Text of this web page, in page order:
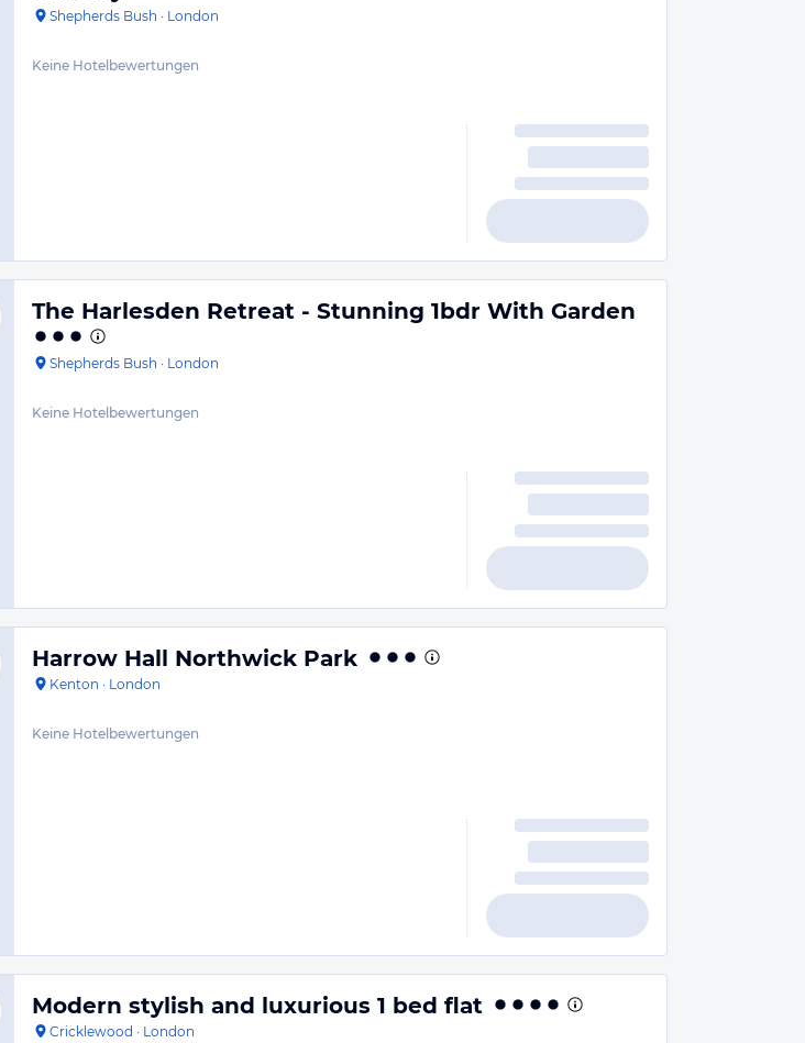
Shepherds Bush · London
Keine Hotelbewertungen
The Harlesden Retreat - Stunning 1bdr With Garden
Shepherds Bush · London
Keine Hotelbewertungen
Harrow Hall Northwick Park
Kenton · London
Keine Hotelbewertungen
Modern stylish and luxurious 1 bed flat
Cricklewood · London